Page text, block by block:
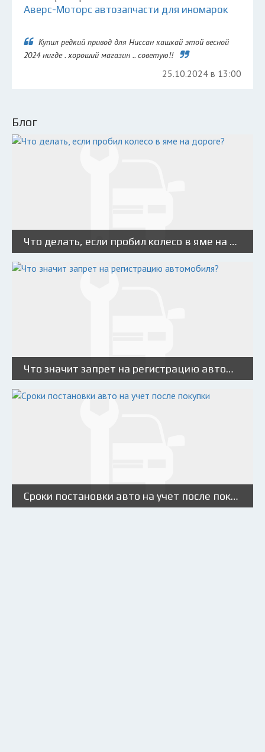
Аверс-Моторс автозапчасти для иномарок
Купил редкий привод для Ниссан кашкай этой весной
2024 нигде . хороший магазин .. советую!!
25.10.2024 в 13:00
Блог
Что делать, если пробил колесо в яме на дороге?
Что значит запрет на регистрацию автомобиля?
Сроки постановки авто на учет после покупки